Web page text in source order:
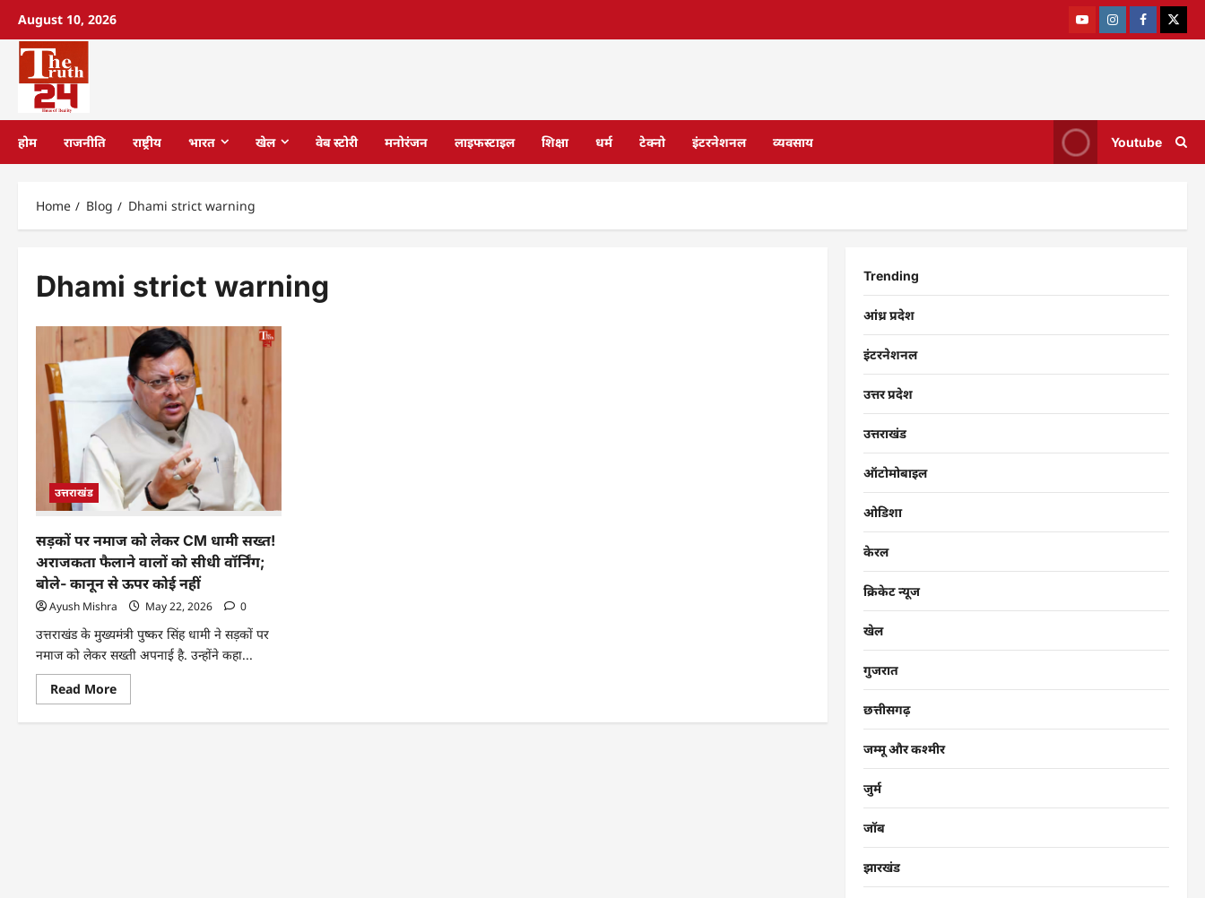
August 10, 2026
होम राजनीति राष्ट्रीय भारत खेल वेब स्टोरी मनोरंजन लाइफस्टाइल शिक्षा धर्म टेक्नो इंटरनेशनल व्यवसाय Youtube
Home Blog Dhami strict warning
Dhami strict warning
उत्तराखंड
सड़कों पर नमाज को लेकर CM धामी सख्त!
अराजकता फैलाने वालों को सीधी वॉर्निंग;
बोले- कानून से ऊपर कोई नहीं
Ayush Mishra May 22, 2026 0
उत्तराखंड के मुख्यमंत्री पुष्कर सिंह धामी ने सड़कों पर
नमाज को लेकर सख्ती अपनाई है. उन्होंने कहा...
Read More
Trending
आंध्र प्रदेश
इंटरनेशनल
उत्तर प्रदेश
उत्तराखंड
ऑटोमोबाइल
ओडिशा
केरल
क्रिकेट न्यूज
खेल
गुजरात
छत्तीसगढ़
जम्मू और कश्मीर
जुर्म
जॉब
झारखंड